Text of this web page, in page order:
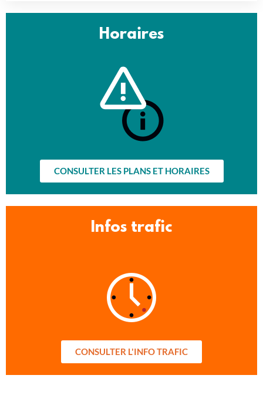
Horaires
CONSULTER LES PLANS ET HORAIRES
Infos trafic​
CONSULTER L'INFO TRAFIC